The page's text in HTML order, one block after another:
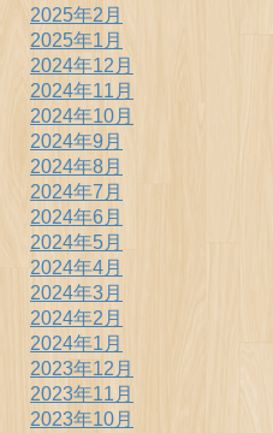
2025年2月
2025年1月
2024年12月
2024年11月
2024年10月
2024年9月
2024年8月
2024年7月
2024年6月
2024年5月
2024年4月
2024年3月
2024年2月
2024年1月
2023年12月
2023年11月
2023年10月